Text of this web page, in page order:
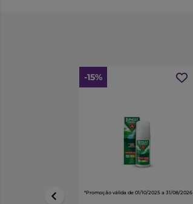
-15%
*Promoção válida de 01/10/2025 a 31/08/2026